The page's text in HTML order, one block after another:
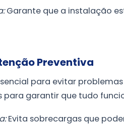
Garante que a instalação
Preventiva
para evitar problemas
garantir que tudo
Evita sobrecargas que